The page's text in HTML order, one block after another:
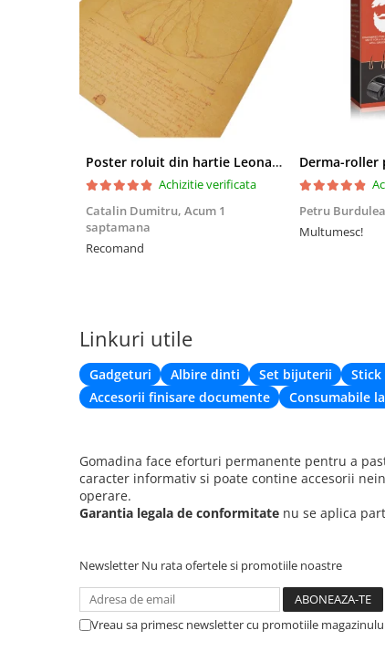
Poster roluit din hartie Leonardo Da Vinci, Vitruvian Man, vintage, 51x35 cm
Achizitie verificata
Catalin Dumitru, Acum 1
saptamana
Recomand
Petru
Multumesc!
Linkuri utile
Gadgeturi Albire dinti Set bijuterii Stick
Accesorii finisare documente
Consumabile
Gomadina face eforturi permanente pentru a
caracter informativ si poate contine accesorii
operare.
Garantia legala de conformitate nu se aplica
Newsletter Nu rata ofertele si promotiile noastre
Vreau sa primesc newsletter cu promotiile